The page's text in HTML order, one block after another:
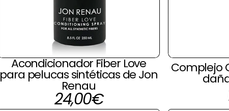
Acondicionador Fiber Love
para pelucas sintéticas de Jon
Renau
24,00€
Complejo